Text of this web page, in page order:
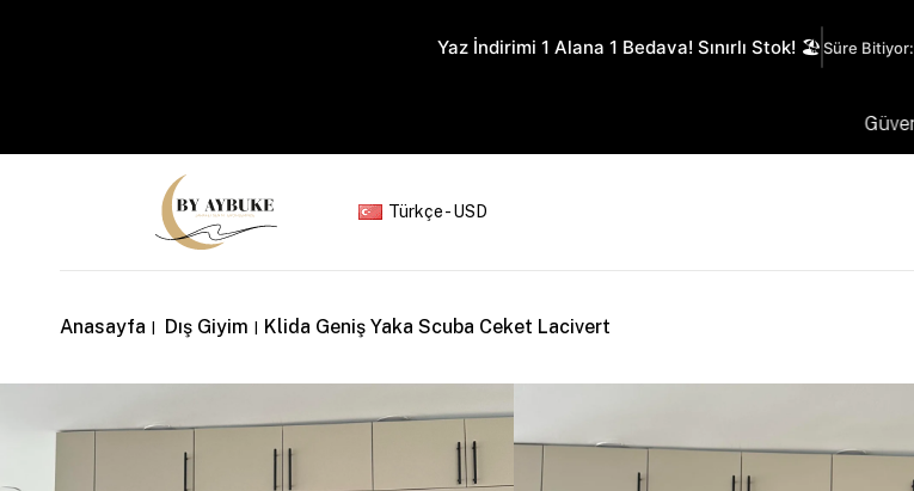
Yaz İndirimi 1 Alana 1 Bedava! Sınırlı Stok! 🏖️Süre Bitiyor:
Güvenli ve Hızlı Teslimat
Türkçe - USD
Anasayfa Dış Giyim Klida Geniş Yaka Scuba Ceket Lacivert